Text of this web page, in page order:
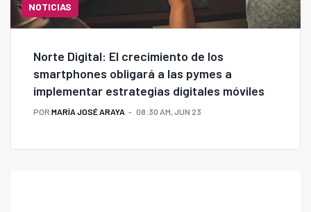
NOTICIAS
Norte Digital: El crecimiento de los
smartphones obligará a las pymes a
implementar estrategias digitales móviles
POR MARÍA JOSÉ ARAYA 08:30 AM, JUN 23